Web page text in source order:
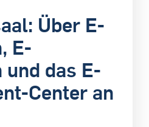
Über E-
E-
das E-
Center an